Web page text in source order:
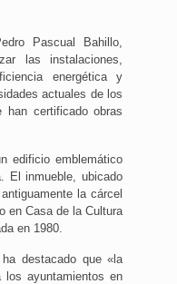
Pascual Bahillo,
las instalaciones,
energética y
actuales de los
certificado obras
edificio emblemático
El inmueble, ubicado
la cárcel
en Casa de la Cultura
en 1980.
destacado que «la
los ayuntamientos en